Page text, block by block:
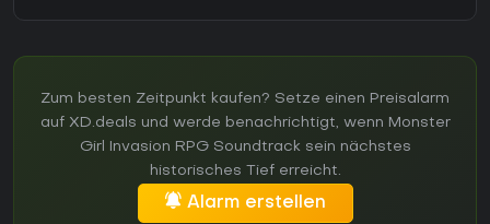
Zum besten Zeitpunkt kaufen? Setze einen Preisalarm
auf XD.deals und werde benachrichtigt, wenn Monster
Girl Invasion RPG Soundtrack sein nächstes
historisches Tief erreicht.
Alarm erstellen